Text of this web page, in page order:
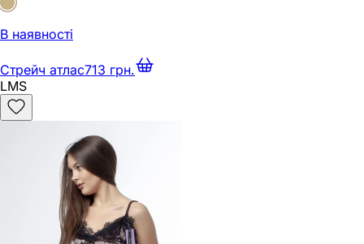
В наявності
Стрейч атлас713 грн.
LMS